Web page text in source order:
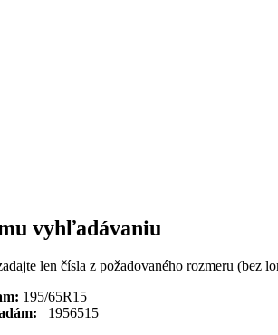
vyhľadávaniu
len čísla z požadovaného rozmeru (bez
195/65R15
1956515